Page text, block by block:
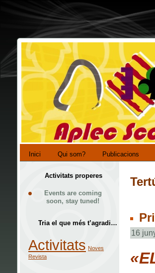
Inici Qui som? Publicacions
Activitats properes
Events are coming
soon, stay tuned!
Tria el que més t’agradi…
Activitats Noves
Revista
16